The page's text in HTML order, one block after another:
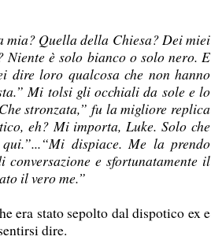
mia? Quella della Chiesa? Dei miei
è solo bianco o solo nero. E
dire loro qualcosa che non hanno
Mi tolsi gli occhiali da sole e lo
stronzata,” fu la migliore replica
eh? Mi importa, Luke. Solo che
dispiace. Me la prendo
e sfortunatamente il
il vero me.”
era stato sepolto dal dispotico ex e
dire.